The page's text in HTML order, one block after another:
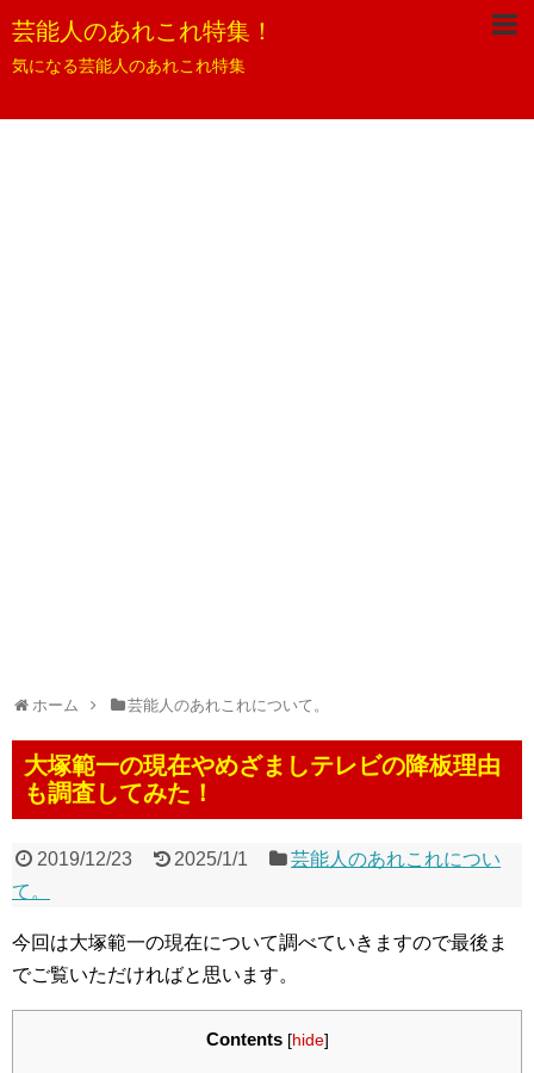
芸能人のあれこれ特集！
気になる芸能人のあれこれ特集
ホーム 芸能人のあれこれについて。
大塚範一の現在やめざましテレビの降板理由
も調査してみた！
2019/12/23 2025/1/1
芸能人のあれこれについ
て。
今回は大塚範一の現在について調べていきますので最後ま
でご覧いただければと思います。
Contents [hide]